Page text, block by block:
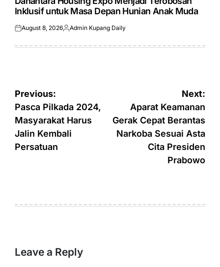
Inklusif untuk Masa Depan Hunian Anak Muda
Posted
August 8, 2026Posted
Admin Kupang Daily
Post
navigation
Previous:
Pasca Pilkada 2024,
Masyarakat Harus
Jalin Kembali
Persatuan
Next:
Aparat Keamanan
Gerak Cepat Berantas
Narkoba Sesuai Asta
Cita Presiden
Prabowo
Leave a Reply